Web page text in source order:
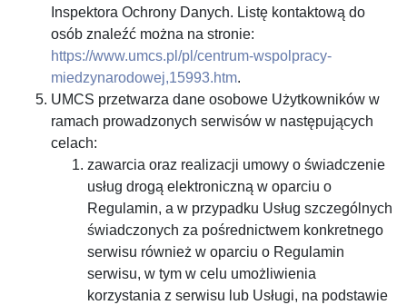
Inspektora Ochrony Danych. Listę kontaktową do
osób znaleźć można na stronie:
https://www.umcs.pl/pl/centrum-wspolpracy-
miedzynarodowej,15993.htm.
UMCS przetwarza dane osobowe Użytkowników w
ramach prowadzonych serwisów w następujących
celach:
zawarcia oraz realizacji umowy o świadczenie
usług drogą elektroniczną w oparciu o
Regulamin, a w przypadku Usług szczególnych
świadczonych za pośrednictwem konkretnego
serwisu również w oparciu o Regulamin
serwisu, w tym w celu umożliwienia
korzystania z serwisu lub Usługi, na podstawie